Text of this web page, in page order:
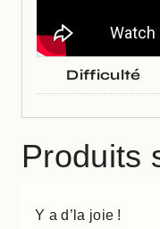
Difficulté
Produits
Y a d’la joie !